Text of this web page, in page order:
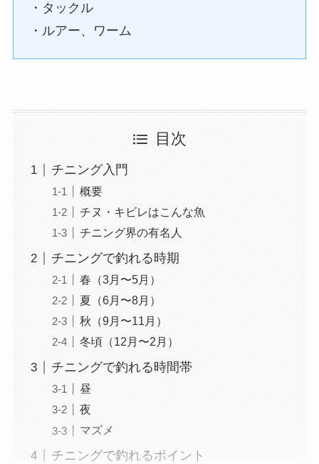
・タックル
・ルアー、ワーム
目次
チニング入門
概要
チヌ・キビレはこんな魚
チニング界の有名人
チニングで釣れる時期
春（3月〜5月）
夏（6月〜8月）
秋（9月〜11月）
冬頃（12月〜2月）
チニングで釣れる時間帯
昼
夜
マズメ
チニングで釣れるポイント